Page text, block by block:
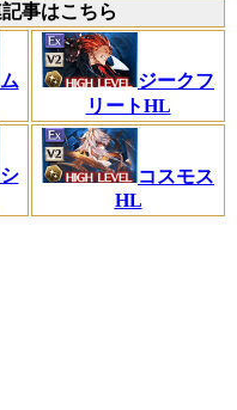
事はこちら
ム
ジークフ
リートHL
シ
コスモス
HL